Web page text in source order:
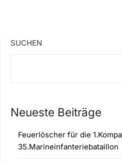
SUCHEN
Neueste Beiträge
Feuerlöscher für die
35.Marineinfanteriebataillon